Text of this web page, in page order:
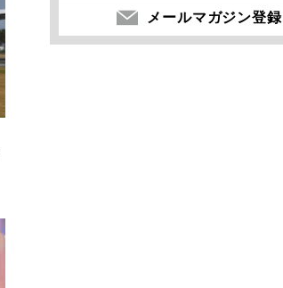
メールマガジン登録